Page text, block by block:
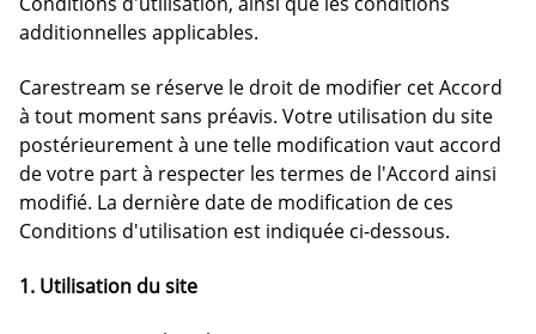
additionnelles applicables.
Carestream se réserve le droit de modifier cet Accord
à tout moment sans préavis. Votre utilisation du site
postérieurement à une telle modification vaut accord
de votre part à respecter les termes de l'Accord ainsi
modifié. La dernière date de modification de ces
Conditions d'utilisation est indiquée ci-dessous.
1. Utilisation du site